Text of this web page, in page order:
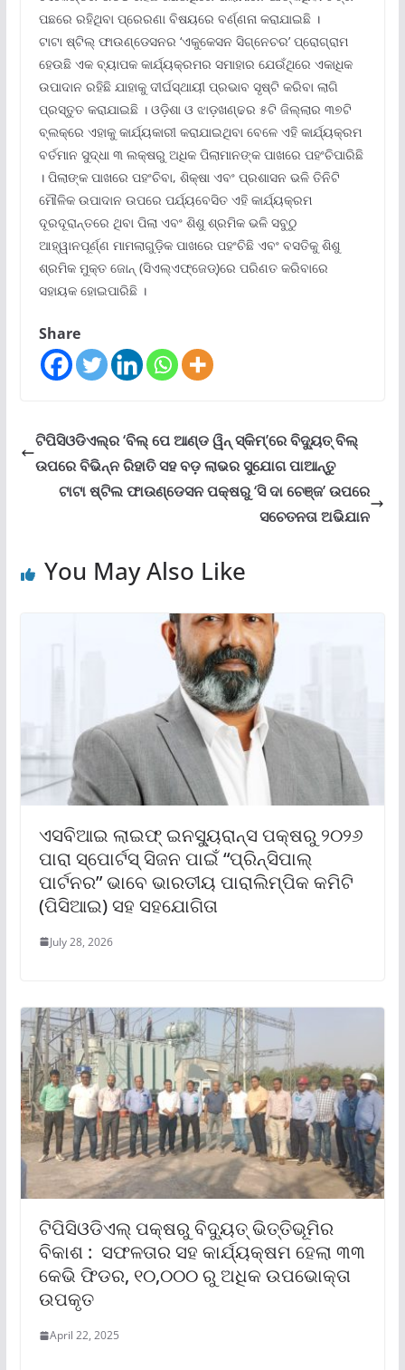
ପଛରେ ରହିଥିବା ପ୍ରେରଣା ବିଷୟରେ ବର୍ଣ୍ଣନା କରାଯାଇଛି ।
ଟାଟା ଷ୍ଟିଲ୍ ଫାଉଣ୍ଡେସନର ‘ଏକୁକେସନ ସିଗ୍ନେଚର’ ପ୍ରୋଗ୍ରାମ
ହେଉଛି ଏକ ବ୍ୟାପକ କାର୍ଯ୍ୟକ୍ରମର ସମାହାର ଯେଉଁଥିରେ ଏକାଧିକ
ଉପାଦାନ ରହିଛି ଯାହାକୁ ଦୀର୍ଘସ୍ଥାୟୀ ପ୍ରଭାବ ସୃଷ୍ଟି କରିବା ଲାଗି
ପ୍ରସ୍ତୁତ କରାଯାଇଛି । ଓଡ଼ିଶା ଓ ଝାଡ଼ଖଣ୍ଢର ୫ଟି ଜିଲ୍ଲାର ୩୭ଟି
ବ୍ଲକ୍‌ରେ ଏହାକୁ କାର୍ଯ୍ୟକାରୀ କରାଯାଇଥିବା ବେଳେ ଏହି କାର୍ଯ୍ୟକ୍ରମ
ବର୍ତମାନ ସୁଦ୍ଧା ୩ ଲକ୍ଷରୁ ଅଧିକ ପିଲାମାନଙ୍କ ପାଖରେ ପହଂଚିପାରିଛି
। ପିଲାଙ୍କ ପାଖରେ ପହଂଚିବା, ଶିକ୍ଷା ଏବଂ ପ୍ରଶାସନ ଭଳି ତିନିଟି
ମୌଳିକ ଉପାଦାନ ଉପରେ ପର୍ଯ୍ୟବେସିତ ଏହି କାର୍ଯ୍ୟକ୍ରମ
ଦୂରଦୂରାନ୍ତରେ ଥିବା ପିଲା ଏବଂ ଶିଶୁ ଶ୍ରମିକ ଭଳି ସବୁଠୁ
ଆହ୍ୱାନପୂର୍ଣ୍ଣ ମାମଲାଗୁଡ଼ିକ ପାଖରେ ପହଂଚିଛି ଏବଂ ବସତିକୁ ଶିଶୁ
ଶ୍ରମିକ ମୁକ୍ତ ଜୋନ୍ (ସିଏଲ୍‌ଏଫ୍‌ଜେଡ୍‌)ରେ ପରିଣତ କରିବାରେ
ସହାୟକ ହୋଇପାରିଛି ।
Share
ଟିପିସିଓଡିଏଲ୍ର ‘ବିଲ୍ ପେ ଆଣ୍ଡ ୱିନ୍ ସ୍କିମ୍‌’ରେ ବିଦ୍ୟୁତ୍ ବିଲ୍
ଉପରେ ବିଭିନ୍ନ ରିହାତି ସହ ବଡ଼ ଲାଭର ସୁଯୋଗ ପାଆନ୍ତୁ
ଟାଟା ଷ୍ଟିଲ ଫାଉଣ୍ଡେସନ ପକ୍ଷରୁ ‘ସି ଦା ଚେଞ୍ଜ’ ଉପରେ
ସଚେତନତା ଅଭିଯାନ
You May Also Like
ଏସବିଆଇ ଲାଇଫ୍ ଇନସ୍ୟୁରାନ୍ସ ପକ୍ଷରୁ ୨୦୨୬
ପାରା ସ୍ପୋର୍ଟସ୍ ସିଜନ ପାଇଁ “ପ୍ରିନ୍‌ସିପାଲ୍
ପାର୍ଟନର” ଭାବେ ଭାରତୀୟ ପାରାଲିମ୍ପିକ କମିଟି
(ପିସିଆଇ) ସହ ସହଯୋଗିତା
July 28, 2026
ଟିପିସିଓଡିଏଲ୍ ପକ୍ଷରୁ ବିଦ୍ୟୁତ୍ ଭିତ୍ତିଭୂମିର
ବିକାଶ : ସଫଳତାର ସହ କାର୍ଯ୍ୟକ୍ଷମ ହେଲା ୩୩
କେଭି ଫିଡର, ୧୦,୦୦୦ ରୁ ଅଧିକ ଉପଭୋକ୍ତା
ଉପକୃତ
April 22, 2025